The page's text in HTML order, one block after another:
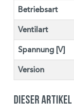
Betriebsart
Ventilart
Spannung [V]
Version
Dieser Artikel